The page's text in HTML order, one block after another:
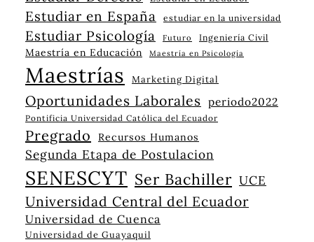
Estudiar en España estudiar en la universidad
Estudiar Psicología Futuro Ingeniería Civil
Maestría en Educación Maestría en Psicología
Maestrías Marketing Digital
Oportunidades Laborales periodo2022
Pontificia Universidad Católica del Ecuador
Pregrado Recursos Humanos
Segunda Etapa de Postulacion
SENESCYT Ser Bachiller UCE
Universidad Central del Ecuador
Universidad de Cuenca
Universidad de Guayaquil